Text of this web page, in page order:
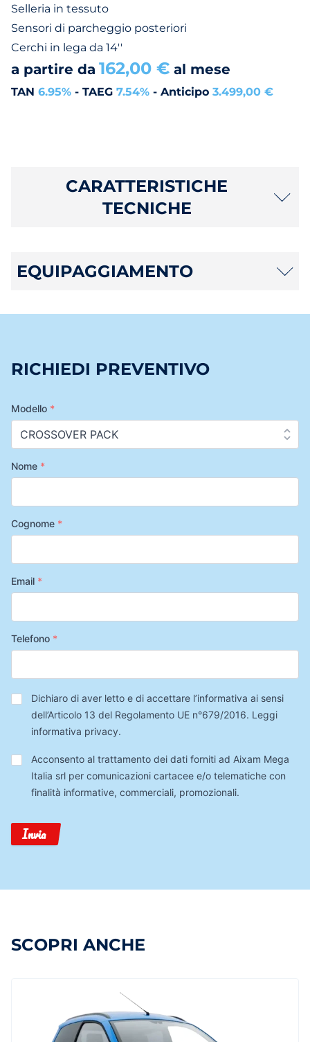
Selleria in tessuto
Sensori di parcheggio posteriori
Cerchi in lega da 14''
a partire da 162,00 € al mese
TAN 6.95% - TAEG 7.54% - Anticipo 3.499,00 €
CARATTERISTICHE
TECNICHE
EQUIPAGGIAMENTO
RICHIEDI PREVENTIVO
Modello *
Nome *
Cognome *
Email *
Telefono *
Privacy*
Dichiaro di aver letto e di accettare l’informativa ai sensi
dell’Articolo 13 del Regolamento UE n°679/2016. Leggi
informativa privacy.
Trattamento
Dati
Acconsento al trattamento dei dati forniti ad Aixam Mega
Italia srl per comunicazioni cartacee e/o telematiche con
finalità informative, commerciali, promozionali.
Invia
SCOPRI ANCHE